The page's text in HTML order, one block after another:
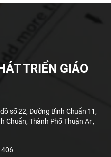
TRIỂN GIÁO
số 22, Đường Bình Chuẩn 11,
Chuẩn, Thành Phố Thuận An,
406